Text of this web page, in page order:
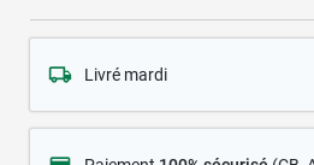
Livré mardi